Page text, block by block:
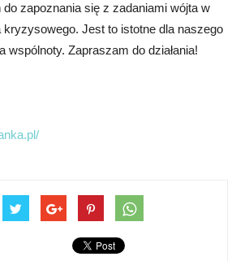
zapoznania się z zadaniami wójta w
Jest to istotne dla naszego
wspólnoty. Zapraszam do działania!